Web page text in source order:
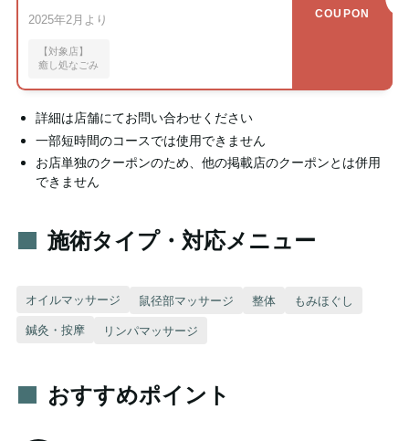
2025年2月より
【対象店】
癒し処なごみ
COUPON
詳細は店舗にてお問い合わせください
一部短時間のコースでは使用できません
お店単独のクーポンのため、他の掲載店のクーポンとは併用
できません
施術タイプ・対応メニュー
オイルマッサージ 鼠径部マッサージ 整体 もみほぐし
鍼灸・按摩 リンパマッサージ
おすすめポイント